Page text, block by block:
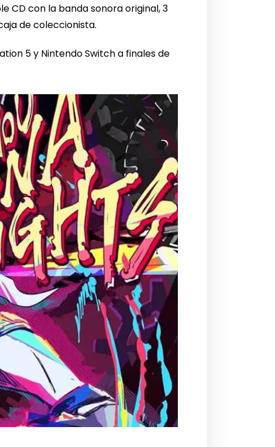
CD con la banda sonora original, 3
de coleccionista.
5 y Nintendo Switch a finales de